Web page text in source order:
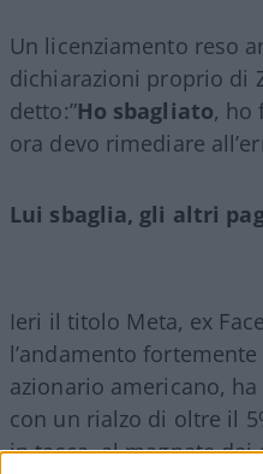
Un licenziamento reso
dichiarazioni proprio di
detto:”Ho sbagliato, ho
ora devo rimediare
Lui sbaglia, gli altri
Ieri il titolo Meta, ex
l’andamento
azionario americano,
con un rialzo di oltre il
in tasca, al magnate